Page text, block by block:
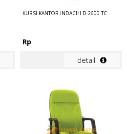
KURSI KANTOR INDACHI D-2600 TC
Rp
detail